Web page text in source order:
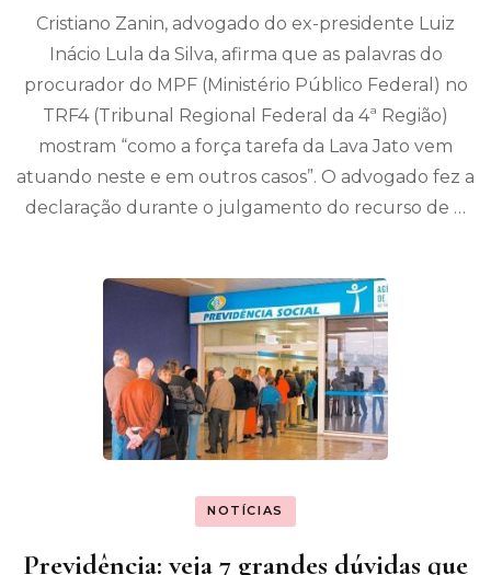
Cristiano Zanin, advogado do ex-presidente Luiz
Inácio Lula da Silva, afirma que as palavras do
procurador do MPF (Ministério Público Federal) no
TRF4 (Tribunal Regional Federal da 4ª Região)
mostram “como a força tarefa da Lava Jato vem
atuando neste e em outros casos”. O advogado fez a
declaração durante o julgamento do recurso de …
NOTÍCIAS
Previdência: veja 7 grandes dúvidas que